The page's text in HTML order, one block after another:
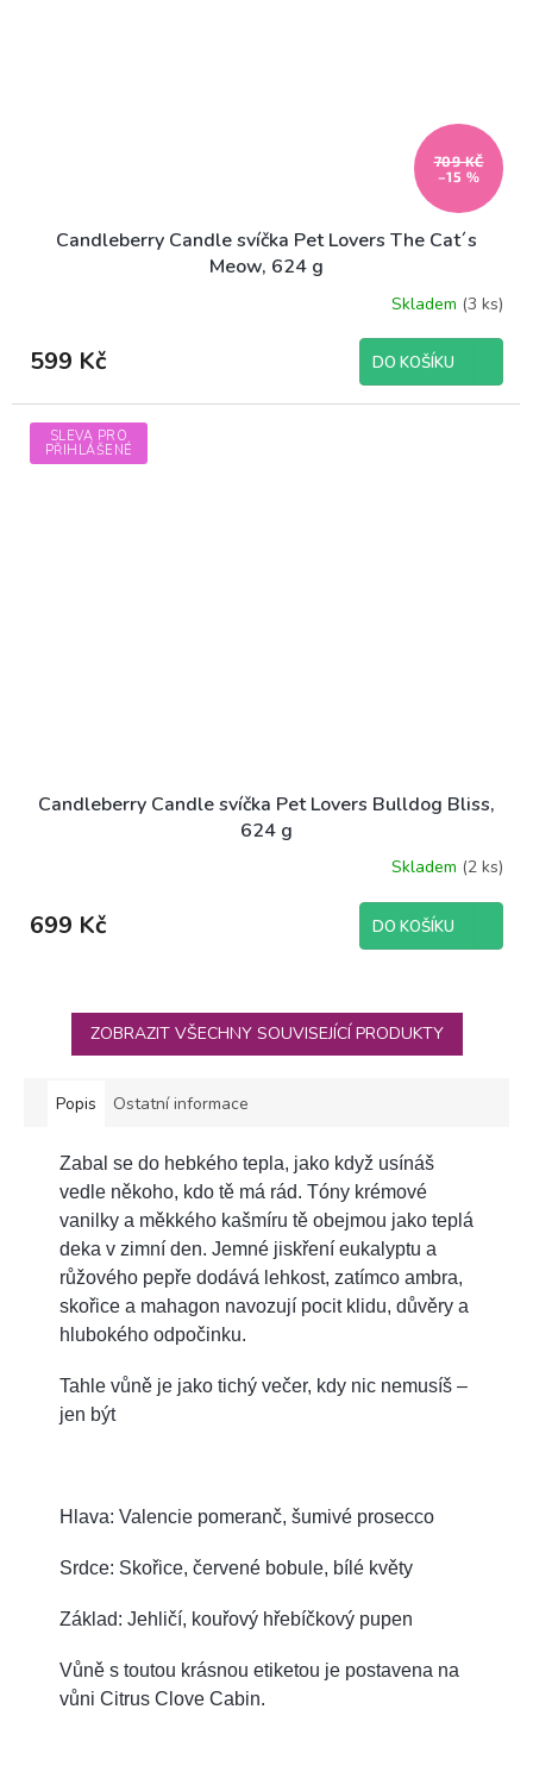
709 KČ
–15 %
Candleberry Candle svíčka Pet Lovers The Cat´s
Meow, 624 g
Skladem (3 ks)
599 Kč DO KOŠÍKU
SLEVA PRO
PŘIHLÁŠENÉ
Candleberry Candle svíčka Pet Lovers Bulldog Bliss,
624 g
Skladem (2 ks)
699 Kč DO KOŠÍKU
ZOBRAZIT VŠECHNY SOUVISEJÍCÍ PRODUKTY
Popis Ostatní informace
Zabal se do hebkého tepla, jako když usínáš
vedle někoho, kdo tě má rád. Tóny krémové
vanilky a měkkého kašmíru tě obejmou jako teplá
deka v zimní den. Jemné jiskření eukalyptu a
růžového pepře dodává lehkost, zatímco ambra,
skořice a mahagon navozují pocit klidu, důvěry a
hlubokého odpočinku.
Tahle vůně je jako tichý večer, kdy nic nemusíš –
jen být
Hlava: Valencie pomeranč, šumivé prosecco
Srdce: Skořice, červené bobule, bílé květy
Základ: Jehličí, kouřový hřebíčkový pupen
Vůně s toutou krásnou etiketou je postavena na
vůni Citrus Clove Cabin.